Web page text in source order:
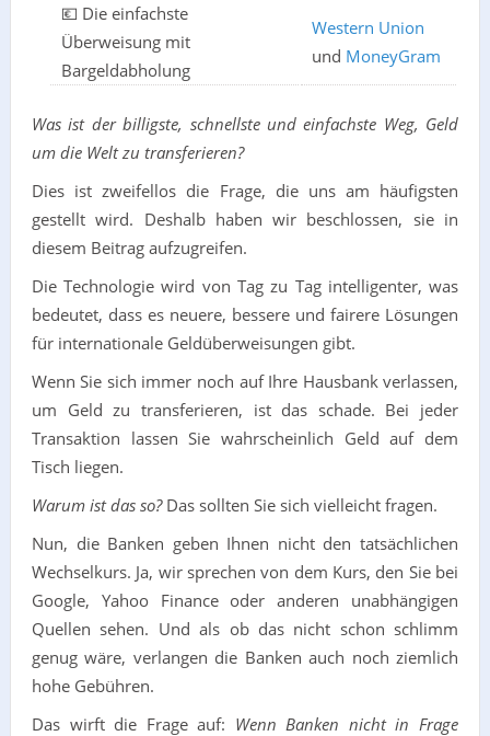
💶 Die einfachste
Überweisung mit
Bargeldabholung
Western Union
und MoneyGram
Was ist der billigste, schnellste und einfachste Weg, Geld
um die Welt zu transferieren?
Dies ist zweifellos die Frage, die uns am häufigsten
gestellt wird. Deshalb haben wir beschlossen, sie in
diesem Beitrag aufzugreifen.
Die Technologie wird von Tag zu Tag intelligenter, was
bedeutet, dass es neuere, bessere und fairere Lösungen
für internationale Geldüberweisungen gibt.
Wenn Sie sich immer noch auf Ihre Hausbank verlassen,
um Geld zu transferieren, ist das schade. Bei jeder
Transaktion lassen Sie wahrscheinlich Geld auf dem
Tisch liegen.
Warum ist das so?Das sollten Sie sich vielleicht fragen.
Nun, die Banken geben Ihnen nicht den tatsächlichen
Wechselkurs. Ja, wir sprechen von dem Kurs, den Sie bei
Google, Yahoo Finance oder anderen unabhängigen
Quellen sehen. Und als ob das nicht schon schlimm
genug wäre, verlangen die Banken auch noch ziemlich
hohe Gebühren.
Das wirft die Frage auf: Wenn Banken nicht in Frage